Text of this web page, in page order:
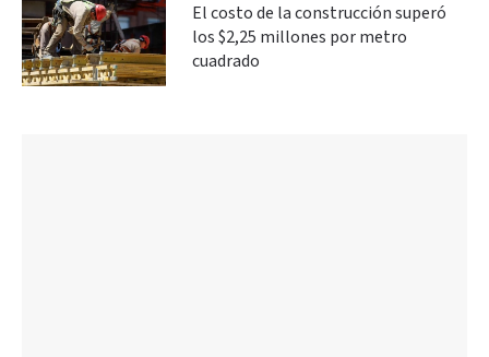
El costo de la construcción superó
los $2,25 millones por metro
cuadrado